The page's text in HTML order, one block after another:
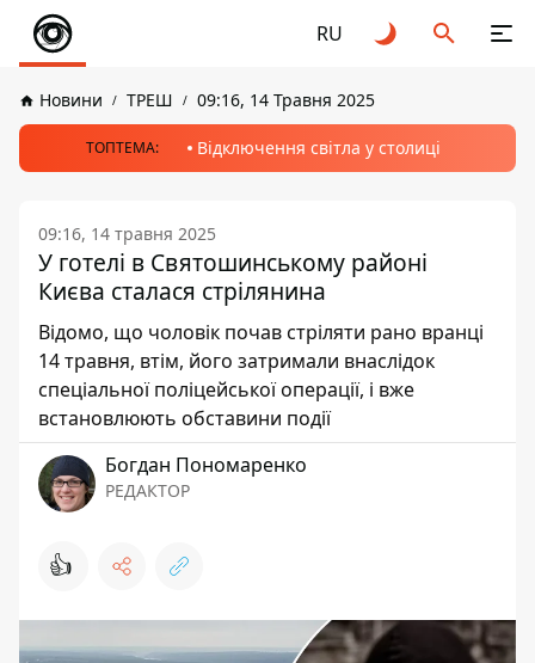
RU
Новини ТРЕШ 09:16, 14 Травня 2025
ТОПТЕМА: Відключення світла у столиці
09:16, 14 травня 2025
У готелі в Святошинському районі
Києва сталася стрілянина
Відомо, що чоловік почав стріляти рано вранці
14 травня, втім, його затримали внаслідок
спеціальної поліцейської операції, і вже
встановлюють обставини події
Богдан Пономаренко
РЕДАКТОР
👍